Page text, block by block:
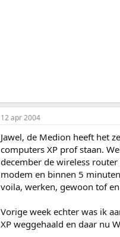
12 apr 2004
Jawel, de Medion heeft het
computers XP prof staan.
december de wireless
modem en binnen 5
voila, werken, gewoon tof
Vorige week echter was ik
XP weggehaald en daar nu